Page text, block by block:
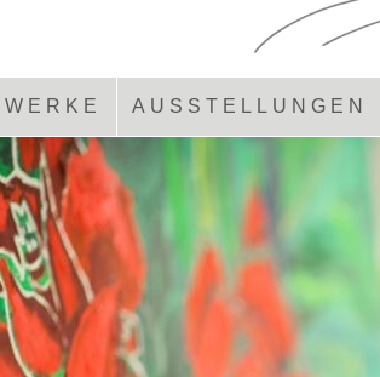
WERKE AUSSTELLUNGEN